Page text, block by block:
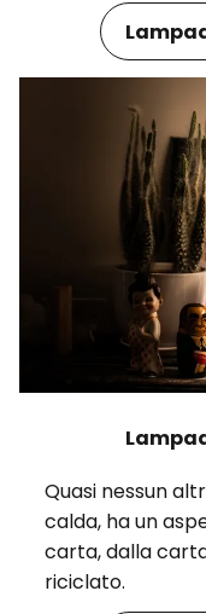
Quasi nessun
calda, ha un
carta, dalla
riciclato.